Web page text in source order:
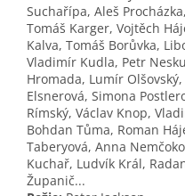
Suchařípa, Aleš
Tomáš Karger, Vojtěch
Kalva, Tomáš Borůvka,
Vladimír Kudla, Petr
Hromada, Lumír
Elsnerová, Simona
Rímský, Václav Knop,
Bohdan Tůma, Roman
Taberyová, Anna
Kuchař, Ludvík Král,
Županič...